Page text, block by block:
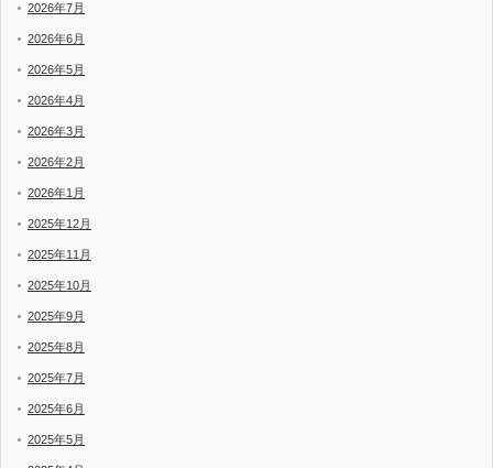
2026年7月
2026年6月
2026年5月
2026年4月
2026年3月
2026年2月
2026年1月
2025年12月
2025年11月
2025年10月
2025年9月
2025年8月
2025年7月
2025年6月
2025年5月